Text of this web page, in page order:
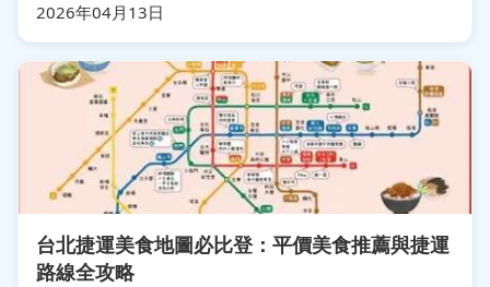
2026年04月13日
台北捷運美食地圖必比登：平價美食推薦與捷運
路線全攻略